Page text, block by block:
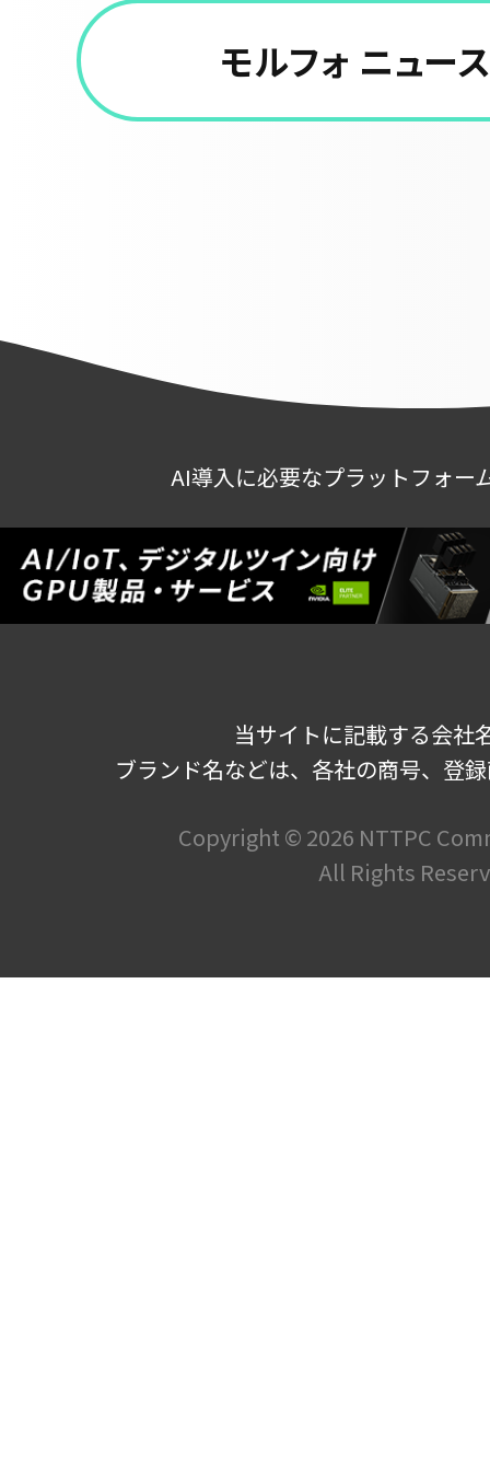
モルフォ ニュー
AI導入に必要なプラットフォー
当サイトに記載する会社
ブランド名などは、各社の商号、登
Copyright © 2026 NTTPC
All Rights